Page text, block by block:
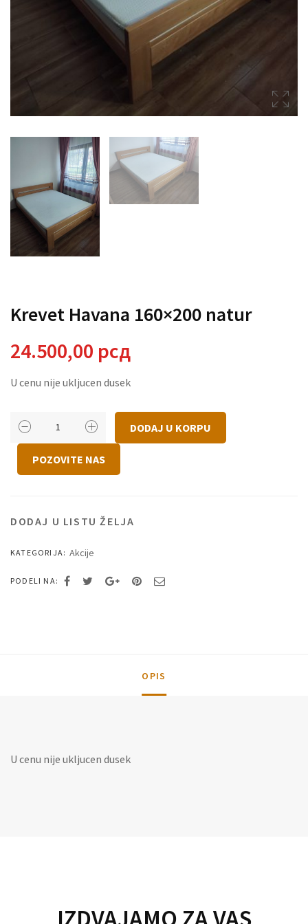
Krevet Havana 160×200 natur
24.500,00 рсд
U cenu nije ukljucen dusek
Krevet
Havana
160x200
DODAJ U KORPU
POZOVITE NAS
DODAJ U LISTU ŽELJA
KATEGORIJA: Akcije
PODELI NA:
OPIS
U cenu nije ukljucen dusek